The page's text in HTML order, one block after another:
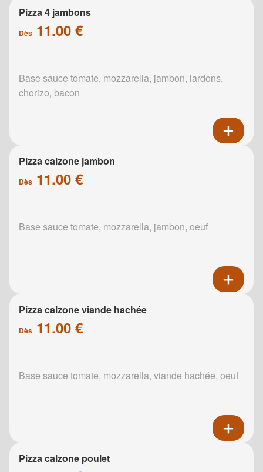
Pizza 4 jambons
Dès 11.00 €
Base sauce tomate, mozzarella, jambon, lardons,
chorizo, bacon
Pizza calzone jambon
Dès 11.00 €
Base sauce tomate, mozzarella, jambon, oeuf
Pizza calzone viande hachée
Dès 11.00 €
Base sauce tomate, mozzarella, viande hachée, oeuf
Pizza calzone poulet